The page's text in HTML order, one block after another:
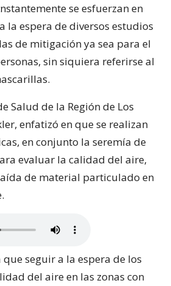
se esfuerzan en
la espera de diversos estudios
de mitigación ya sea para el
sin siquiera referirse al
Salud de la Región de Los
enfatizó en que se realizan
en conjunto la seremía de
evaluar la calidad del aire,
de material particulado en
seguir a la espera de los
del aire en las zonas con